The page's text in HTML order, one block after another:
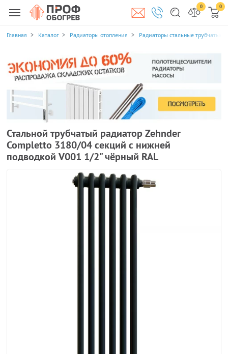
0 0
Главная Каталог Радиаторы отопления Радиаторы стальные трубчатые
Стальной трубчатый радиатор Zehnder
Completto 3180/04 секций с нижней
подводкой V001 1/2" чёрный RAL